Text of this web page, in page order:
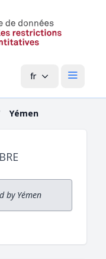
fr Menu
Yémen
by Yémen